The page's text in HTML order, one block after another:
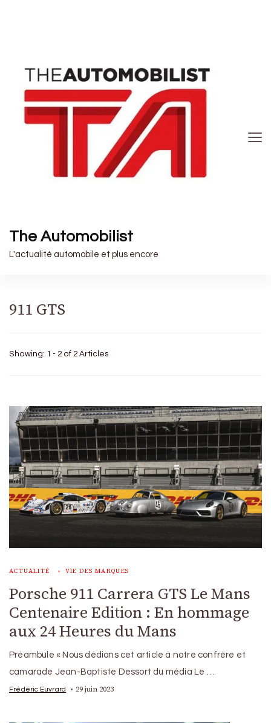
The Automobilist
L'actualité automobile et plus encore
911 GTS
Showing: 1 - 2 of 2 Articles
ACTUALITÉ VIE DES MARQUES
Porsche 911 Carrera GTS Le Mans
Centenaire Edition : En hommage
aux 24 Heures du Mans
Préambule « Nous dédions cet article à notre confrère et
camarade Jean-Baptiste Dessort du média Le …
Frédéric Euvrard 29 juin 2023